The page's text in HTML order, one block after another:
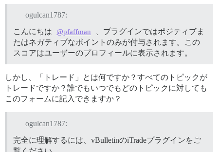
ogulcan1787:
こんにちは
@pfaffman
、プラグインではポジティブま
たはネガティブなポイントのみが付与されます。この
スコアはユーザーのプロフィールに表示されます。
しかし、「トレード」とは何ですか？すべてのトピックが
トレードですか？誰でもいつでもどのトピックに対しても
このフォームに記入できますか？
ogulcan1787:
完全に理解するには、vBulletinのiTradeプラグインをご